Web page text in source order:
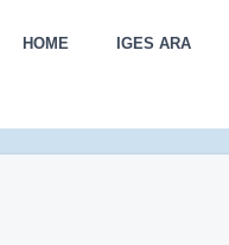
HOME IGES ARA